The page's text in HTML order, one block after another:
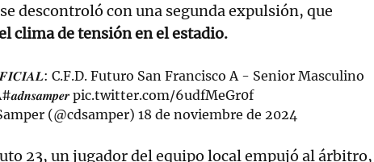
descontroló con una segunda expulsión, que
clima de tensión en el estadio.
C.F.D. Futuro San Francisco A - Senior Masculino
#𝒂𝒅𝒏𝒔𝒂𝒎𝒑𝒆𝒓 pic.twitter.com/6udfMeGr0f
(@cdsamper) 18 de noviembre de 2024
23, un jugador del equipo local empujó al árbitro,